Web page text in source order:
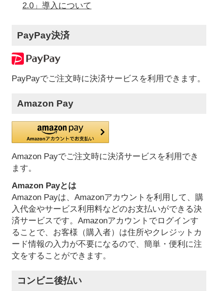
2.0」導入について
PayPay決済
PayPayでご注文時に決済サービスを利用できます。
Amazon Pay
Amazon Payでご注文時に決済サービスを利用でき
ます。
Amazon Payとは
Amazon Payは、Amazonアカウントを利用して、購
入代金やサービス利用料などのお支払いができる決
済サービスです。Amazonアカウントでログインす
ることで、お客様（購入者）は住所やクレジットカ
ード情報の入力が不要になるので、簡単・便利に注
文をすることができます。
コンビニ後払い